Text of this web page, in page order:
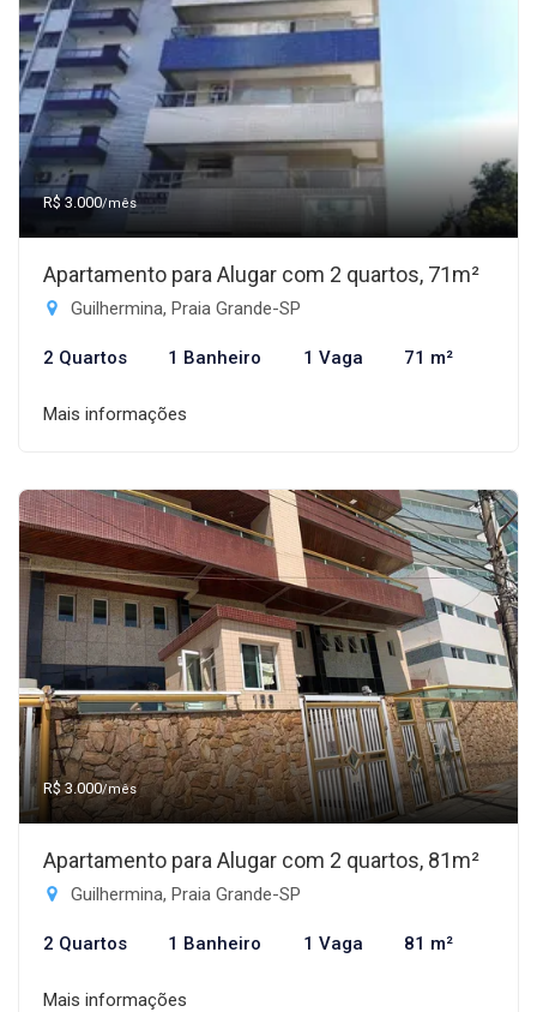
R$ 3.000/mês
Apartamento para Alugar com 2 quartos, 71m²
Guilhermina, Praia Grande-SP
2 Quartos 1 Banheiro 1 Vaga 71 m²
Mais informações
R$ 3.000/mês
Apartamento para Alugar com 2 quartos, 81m²
Guilhermina, Praia Grande-SP
2 Quartos 1 Banheiro 1 Vaga 81 m²
Mais informações